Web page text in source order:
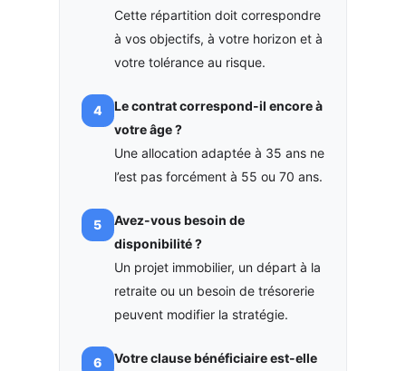
Cette répartition doit correspondre
à vos objectifs, à votre horizon et à
votre tolérance au risque.
Le contrat correspond-il encore à
votre âge ?
Une allocation adaptée à 35 ans ne
l’est pas forcément à 55 ou 70 ans.
Avez-vous besoin de
disponibilité ?
Un projet immobilier, un départ à la
retraite ou un besoin de trésorerie
peuvent modifier la stratégie.
Votre clause bénéficiaire est-elle